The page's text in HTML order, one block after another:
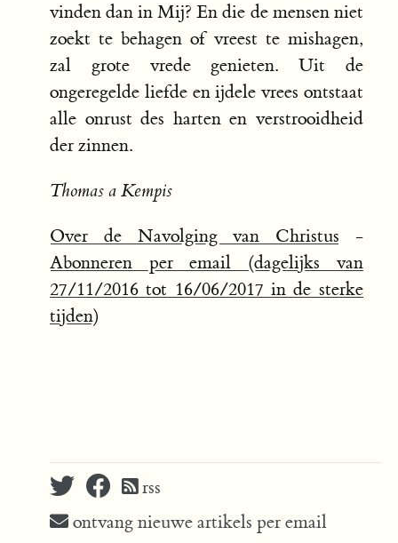
vinden dan in Mij? En die de mensen niet
zoekt te behagen of vreest te mishagen,
zal grote vrede genieten. Uit de
ongeregelde liefde en ijdele vrees ontstaat
alle onrust des harten en verstrooidheid
der zinnen.
Thomas a Kempis
Over de Navolging van Christus -
Abonneren per email (dagelijks van
27/11/2016 tot 16/06/2017 in de sterke
tijden)
rss
ontvang nieuwe artikels per email